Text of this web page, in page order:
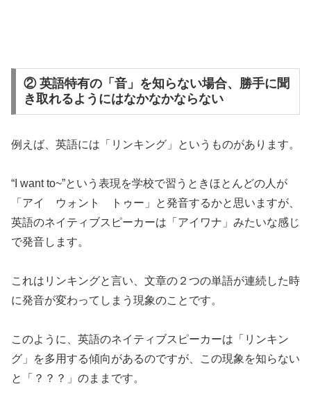
② 英語特有の「音」を知らない場合、勝手に聞
き取れるようにはなかなかならない
例えば、英語には「リンキング」というものがあります。
“I want to~”という表現を学校で習うときほとんどの人が
「アイ ウォント トゥー」と発音するかと思いますが、
英語のネイティブスピーカーは「アイワナ」みたいな感じ
で発音します。
これはリンキングと言い、文章の２つの単語が連続した時
に発音が変わってしまう現象のことです。
このように、 英語のネイティブスピーカーは「リンキン
グ」を多用する傾向があるのですが、この現象を知らない
と「？？？」のまま です。